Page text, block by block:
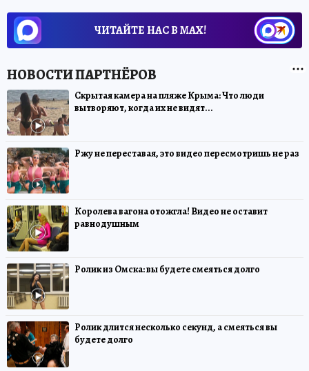
ЧИТАЙТЕ НАС В МАХ!
Скрытая камера на пляже Крыма: Что люди
вытворяют, когда их не видят...
Ржу не переставая, это видео пересмотришь не раз
Королева вагона отожгла! Видео не оставит
равнодушным
Ролик из Омска: вы будете смеяться долго
Ролик длится несколько секунд, а смеяться вы
будете долго